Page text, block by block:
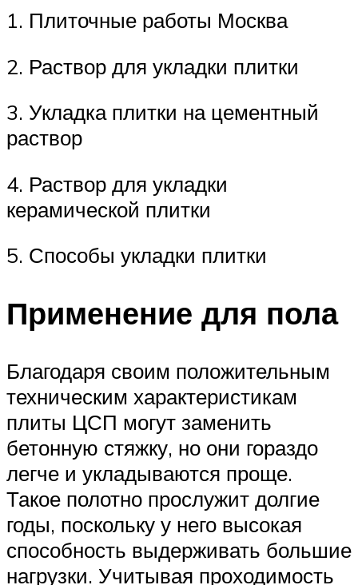
1. Плиточные работы Москва
2. Раствор для укладки плитки
3. Укладка плитки на цементный
раствор
4. Раствор для укладки
керамической плитки
5. Способы укладки плитки
Применение для пола
Благодаря своим положительным
техническим характеристикам
плиты ЦСП могут заменить
бетонную стяжку, но они гораздо
легче и укладываются проще.
Такое полотно прослужит долгие
годы, поскольку у него высокая
способность выдерживать большие
нагрузки. Учитывая проходимость